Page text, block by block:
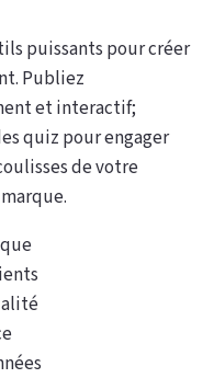
puissants pour créer
Publiez
et interactif;
quiz pour engager
de votre